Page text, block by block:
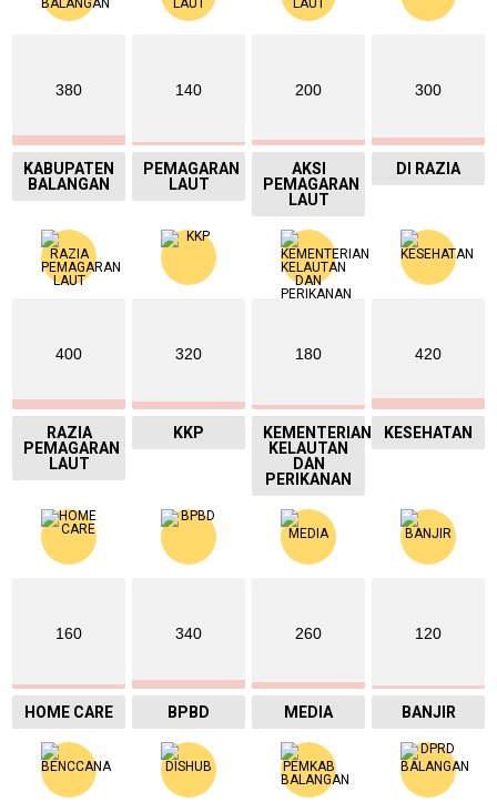
380
KABUPATEN
BALANGAN
140
PEMAGARAN
LAUT
200
AKSI
PEMAGARAN
LAUT
300
DI RAZIA
400
RAZIA
PEMAGARAN
LAUT
320
KKP
180
KEMENTERIAN
KELAUTAN
DAN
PERIKANAN
420
KESEHATAN
160
HOME CARE
340
BPBD
260
MEDIA
120
BANJIR